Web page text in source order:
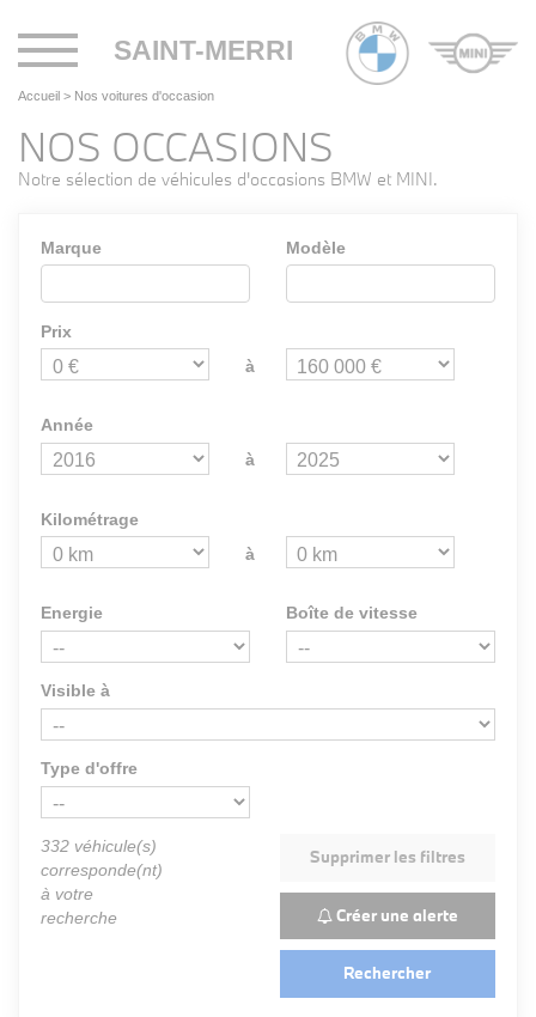
SAINT-MERRI
Toggle
navigation
Accueil > Nos voitures d'occasion
NOS OCCASIONS
Notre sélection de véhicules d'occasions BMW et MINI.
Marque Modèle
Prix
à
Année
à
Kilométrage
à
Energie Boîte de vitesse
Visible à
Type d'offre
332 véhicule(s)
corresponde(nt)
à votre
recherche
Supprimer les filtres
Créer une alerte
Rechercher